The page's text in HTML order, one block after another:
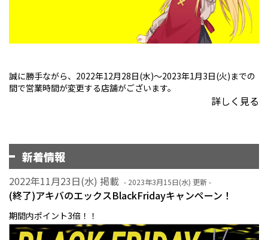
誠に勝手ながら、2022年12月28日(水)～2023年1月3日(火)までの
間で営業時間が変更する店舗がございます。
詳しく見る
新着情報
2022年11月23日(水) 掲載 - 2023年3月15日(水) 更新 -
(終了)アキバのエックスBlackFridayキャンペーン！
期間内ポイント3倍！！